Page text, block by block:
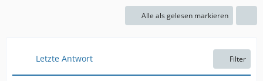
Alle als gelesen markieren
Letzte Antwort Filter